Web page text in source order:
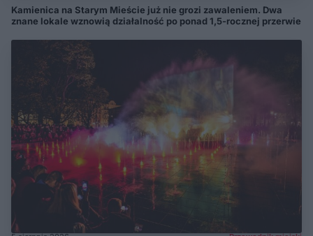
Kamienica na Starym Mieście już nie grozi zawaleniem. Dwa
znane lokale wznowią działalność po ponad 1,5-rocznej przerwie